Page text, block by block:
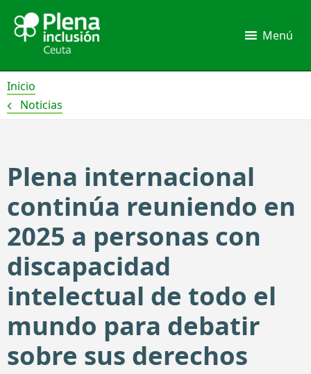
contenido
Menú
Inicio
Noticias
Plena internacional
continúa reuniendo en
2025 a personas con
discapacidad
intelectual de todo el
mundo para debatir
sobre sus derechos